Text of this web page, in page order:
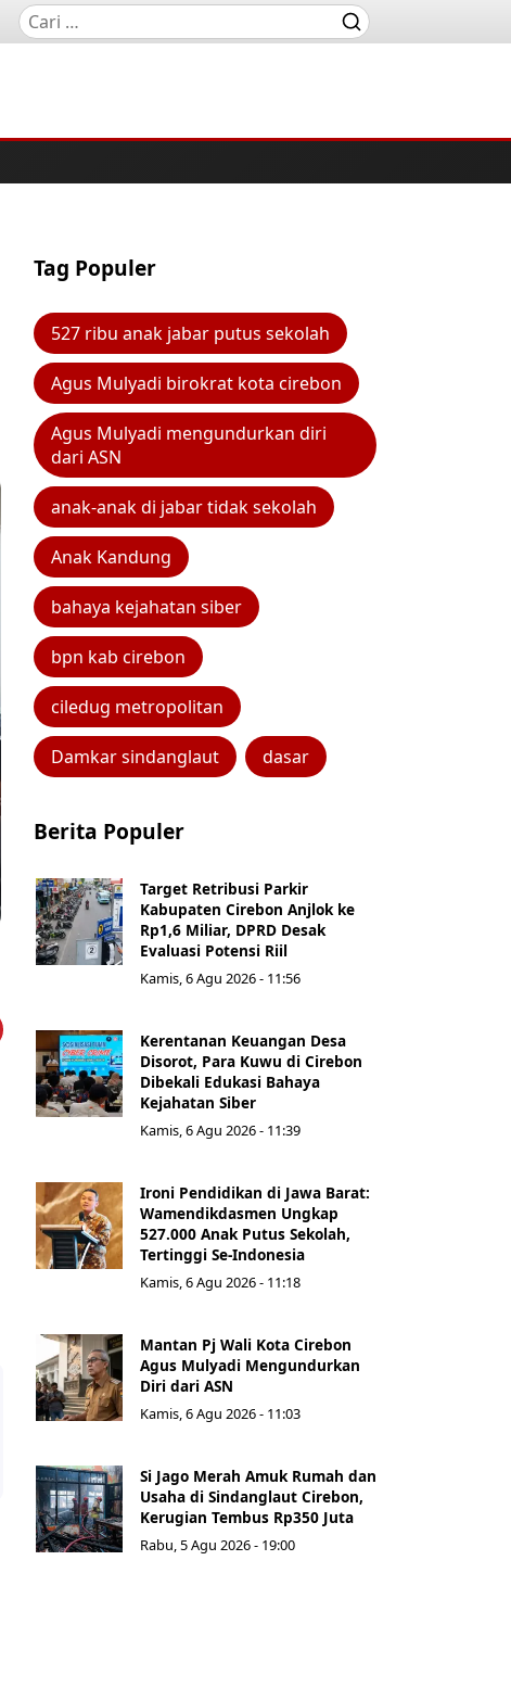
Tag Populer
527 ribu anak jabar putus sekolah
Agus Mulyadi birokrat kota cirebon
Agus Mulyadi mengundurkan diri
dari ASN
anak-anak di jabar tidak sekolah
Anak Kandung
bahaya kejahatan siber
bpn kab cirebon
ciledug metropolitan
Damkar sindanglaut dasar
Berita Populer
Target Retribusi Parkir
Kabupaten Cirebon Anjlok ke
Rp1,6 Miliar, DPRD Desak
Evaluasi Potensi Riil
Kamis, 6 Agu 2026 - 11:56
Kerentanan Keuangan Desa
Disorot, Para Kuwu di Cirebon
Dibekali Edukasi Bahaya
Kejahatan Siber
Kamis, 6 Agu 2026 - 11:39
Ironi Pendidikan di Jawa Barat:
Wamendikdasmen Ungkap
527.000 Anak Putus Sekolah,
Tertinggi Se-Indonesia
Kamis, 6 Agu 2026 - 11:18
Mantan Pj Wali Kota Cirebon
Agus Mulyadi Mengundurkan
Diri dari ASN
Kamis, 6 Agu 2026 - 11:03
Si Jago Merah Amuk Rumah dan
Usaha di Sindanglaut Cirebon,
Kerugian Tembus Rp350 Juta
Rabu, 5 Agu 2026 - 19:00